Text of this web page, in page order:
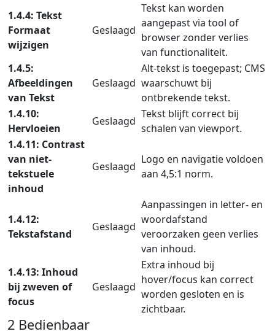
1.4.4: Tekst
Formaat
wijzigen
Geslaagd
Tekst kan worden
aangepast via tool of
browser zonder verlies
van functionaliteit.
1.4.5:
Afbeeldingen
van Tekst
Geslaagd
Alt-tekst is toegepast; CMS
waarschuwt bij
ontbrekende tekst.
1.4.10:
Hervloeien
Geslaagd
Tekst blijft correct bij
schalen van viewport.
1.4.11: Contrast
van niet-
tekstuele
inhoud
Geslaagd
Logo en navigatie voldoen
aan 4,5:1 norm.
1.4.12:
Tekstafstand
Geslaagd
Aanpassingen in letter- en
woordafstand
veroorzaken geen verlies
van inhoud.
1.4.13: Inhoud
bij zweven of
focus
Geslaagd
Extra inhoud bij
hover/focus kan correct
worden gesloten en is
zichtbaar.
2 Bedienbaar